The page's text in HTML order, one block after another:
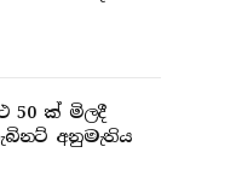
50 ක් මිලදී
අනුමැතිය